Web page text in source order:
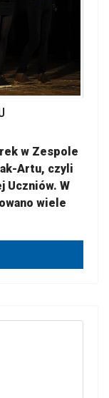
w Zespole
Artu, czyli
Uczniów. W
wiele